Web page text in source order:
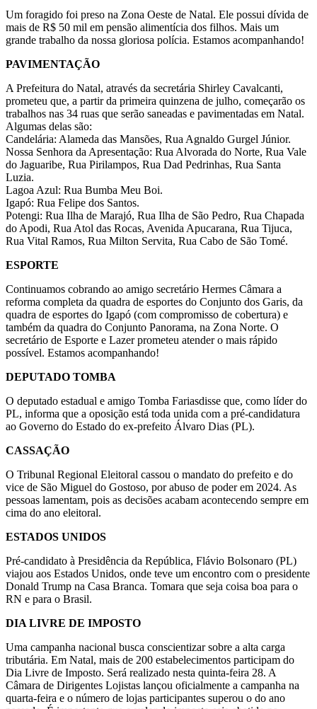
Um foragido foi preso na Zona Oeste de Natal. Ele possui dívida de
mais de R$ 50 mil em pensão alimentícia dos filhos. Mais um
grande trabalho da nossa gloriosa polícia. Estamos acompanhando!
PAVIMENTAÇÃO
A Prefeitura do Natal, através da secretária Shirley Cavalcanti,
prometeu que, a partir da primeira quinzena de julho, começarão os
trabalhos nas 34 ruas que serão saneadas e pavimentadas em Natal.
Algumas delas são:
Candelária: Alameda das Mansões, Rua Agnaldo Gurgel Júnior.
Nossa Senhora da Apresentação: Rua Alvorada do Norte, Rua Vale
do Jaguaribe, Rua Pirilampos, Rua Dad Pedrinhas, Rua Santa
Luzia.
Lagoa Azul: Rua Bumba Meu Boi.
Igapó: Rua Felipe dos Santos.
Potengi: Rua Ilha de Marajó, Rua Ilha de São Pedro, Rua Chapada
do Apodi, Rua Atol das Rocas, Avenida Apucarana, Rua Tijuca,
Rua Vital Ramos, Rua Milton Servita, Rua Cabo de São Tomé.
ESPORTE
Continuamos cobrando ao amigo secretário Hermes Câmara a
reforma completa da quadra de esportes do Conjunto dos Garis, da
quadra de esportes do Igapó (com compromisso de cobertura) e
também da quadra do Conjunto Panorama, na Zona Norte. O
secretário de Esporte e Lazer prometeu atender o mais rápido
possível. Estamos acompanhando!
DEPUTADO TOMBA
O deputado estadual e amigo Tomba Fariasdisse que, como líder do
PL, informa que a oposição está toda unida com a pré-candidatura
ao Governo do Estado do ex-prefeito Álvaro Dias (PL).
CASSAÇÃO
O Tribunal Regional Eleitoral cassou o mandato do prefeito e do
vice de São Miguel do Gostoso, por abuso de poder em 2024. As
pessoas lamentam, pois as decisões acabam acontecendo sempre em
cima do ano eleitoral.
ESTADOS UNIDOS
Pré-candidato à Presidência da República, Flávio Bolsonaro (PL)
viajou aos Estados Unidos, onde teve um encontro com o presidente
Donald Trump na Casa Branca. Tomara que seja coisa boa para o
RN e para o Brasil.
DIA LIVRE DE IMPOSTO
Uma campanha nacional busca conscientizar sobre a alta carga
tributária. Em Natal, mais de 200 estabelecimentos participam do
Dia Livre de Imposto. Será realizado nesta quinta-feira 28. A
Câmara de Dirigentes Lojistas lançou oficialmente a campanha na
quarta-feira e o número de lojas participantes superou o do ano